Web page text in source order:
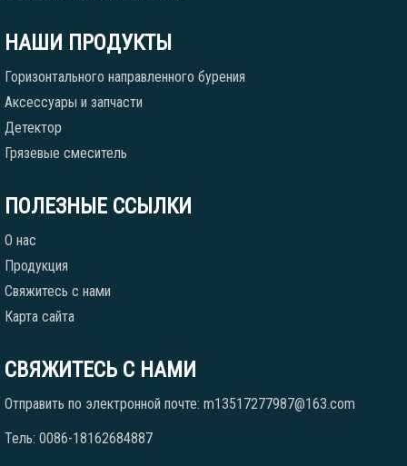
НАШИ ПРОДУКТЫ
Горизонтального направленного бурения
Аксессуары и запчасти
Детектор
Грязевые смеситель
ПОЛЕЗНЫЕ ССЫЛКИ
О нас
Продукция
Свяжитесь с нами
Карта сайта
СВЯЖИТЕСЬ С НАМИ
Отправить по электронной почте: m13517277987@163.com
Тель: 0086-18162684887